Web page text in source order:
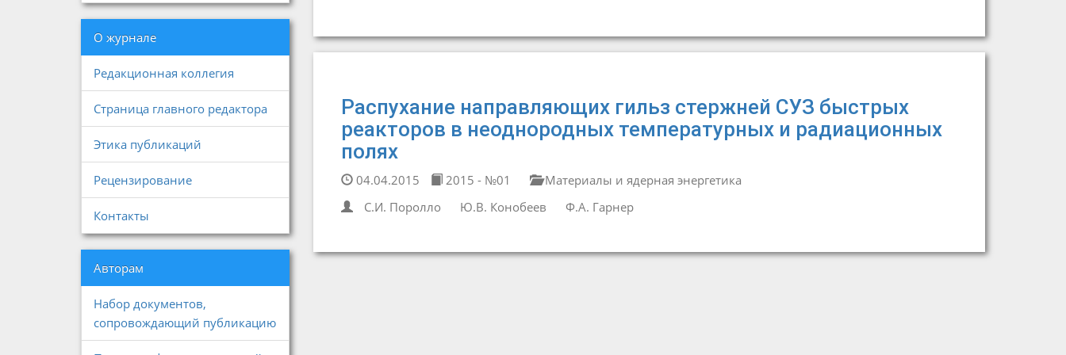
О журнале
Редакционная коллегия
Страница главного редактора
Этика публикаций
Рецензирование
Контакты
Авторам
Набор документов,
сопровождающий публикацию
Распухание направляющих гильз стержней СУЗ быстрых
реакторов в неоднородных температурных и радиационных
полях
04.04.2015 2015 - №01
Материалы и ядерная энергетика
С.И. Поролло
Ю.В. Конобеев Ф.А. Гарнер